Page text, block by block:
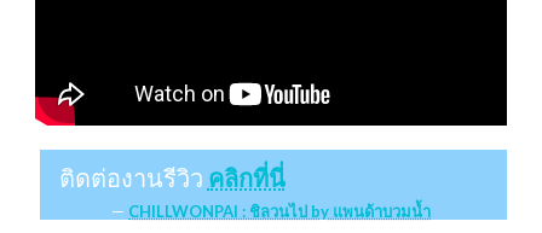
ติดต่องานรีวิว คลิกที่นี่
CHILLWONPAI : ชิลวนไป by แพนด้าบวมน้ำ